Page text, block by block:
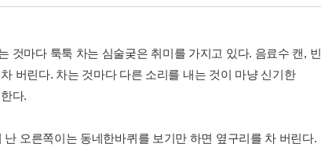
것마다 툭툭 차는 심술궂은 취미를 가지고 있다. 음료수 캔, 빈
버린다. 차는 것마다 다른 소리를 내는 것이 마냥 신기한
다.
오른쪽이는 동네한바퀴를 보기만 하면 옆구리를 차 버린다.